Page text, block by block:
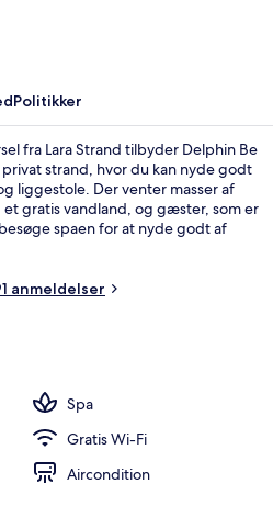
Politikker
fra Lara Strand tilbyder Delphin Be
strand, hvor du kan nyde godt
liggestole. Der venter masser af
gratis vandland, og gæster, som er
spaen for at nyde godt af
Andre højdepunkter på dette
anmeldelser
Spa
Gratis Wi-Fi
Aircondition